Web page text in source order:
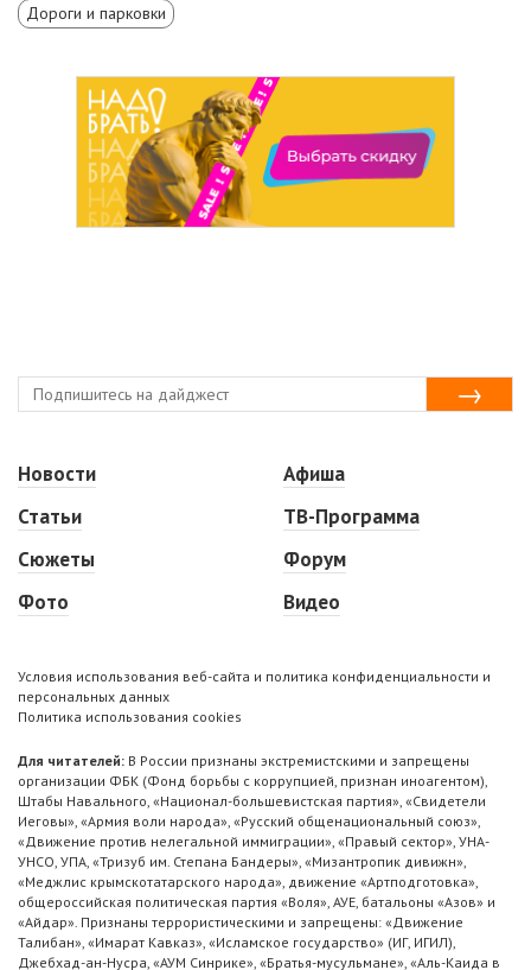
Дороги и парковки
Новости
Статьи
Сюжеты
Фото
Афиша
ТВ-Программа
Форум
Видео
Условия использования веб-сайта и политика конфиденциальности и
персональных данных
Политика использования cookies
Для читателей: В России признаны экстремистскими и запрещены
организации ФБК (Фонд борьбы с коррупцией, признан иноагентом),
Штабы Навального, «Национал-большевистская партия», «Свидетели
Иеговы», «Армия воли народа», «Русский общенациональный союз»,
«Движение против нелегальной иммиграции», «Правый сектор», УНА-
УНСО, УПА, «Тризуб им. Степана Бандеры», «Мизантропик дивижн»,
«Меджлис крымскотатарского народа», движение «Артподготовка»,
общероссийская политическая партия «Воля», АУЕ, батальоны «Азов» и
«Айдар». Признаны террористическими и запрещены: «Движение
Талибан», «Имарат Кавказ», «Исламское государство» (ИГ, ИГИЛ),
Джебхад-ан-Нусра, «АУМ Синрике», «Братья-мусульмане», «Аль-Каида в